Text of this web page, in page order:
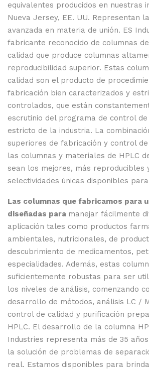
equivalentes producidos en nuestras
Nueva Jersey, EE. UU. Representan
avanzada en materia de unión. ES
fabricante reconocido de columnas
calidad que produce columnas
reproducibilidad superior. Estas
calidad son el producto de
fabricación bien caracterizados y
controlados, que están
escrutinio del programa de control
estricto de la industria. La
superiores de fabricación y control
las columnas y materiales de HPLC
sean los mejores, más reproducibles
selectividades únicas disponibles
Las columnas que fabricamos para
diseñadas para manejar fácilmente
aplicación tales como productos
ambientales, nutricionales, de
descubrimiento de medicamentos,
especialidades. Además, estas
suficientemente robustas para ser
los niveles de análisis, comenzando
desarrollo de métodos, análisis LC /
control de calidad y purificación
HPLC. El desarrollo de la columna
Industries representa más de 35
la solución de problemas de
real. Estamos disponibles para